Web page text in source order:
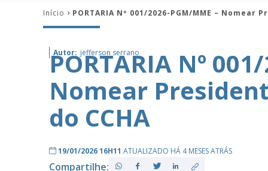
Mamanguape
–
Início PORTARIA Nº 001/2026-PGM/MME – Nomear
Autor: jefferson serrano
PORTARIA Nº
Nomear
do CCHA
19/01/2026 16H11 ATUALIZADO HÁ 4 MESES ATRÁS
Compartilhe: